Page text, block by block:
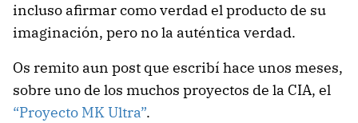
incluso afirmar como verdad el producto de su
imaginación, pero no la auténtica verdad.
Os remito aun post que escribí hace unos meses,
sobre uno de los muchos proyectos de la CIA, el
“Proyecto MK Ultra”.